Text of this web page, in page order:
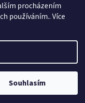
procházením
používáním.. Více
Souhlasím
práva vyhrazena.